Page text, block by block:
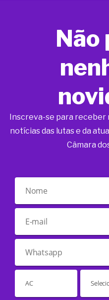
Não
Inscreva-se para receber
notícias das lutas e da
Câmara